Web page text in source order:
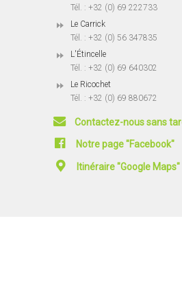
Tél. : +32 (0) 69 222733
Le Carrick
Tél. : +32 (0) 56 347835
L'Étincelle
Tél. : +32 (0) 69 640302
Le Ricochet
Tél. : +32 (0) 69 880672
Contactez-nous sans
Notre page "Facebook"
Itinéraire "Google Maps"